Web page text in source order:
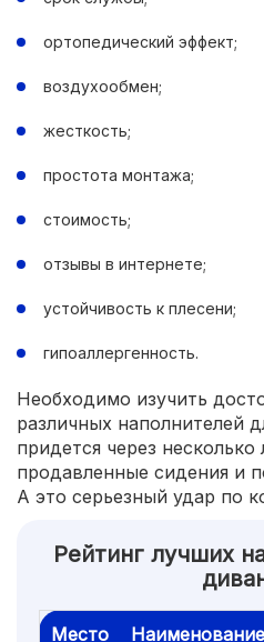
ортопедический эффект;
воздухообмен;
жесткость;
простота монтажа;
стоимость;
отзывы в интернете;
устойчивость к плесени;
гипоаллергенность.
Необходимо изучить
различных наполнителей
придется через
продавленные сидения и
А это серьезный удар по
Рейтинг лучших
Место Наименование